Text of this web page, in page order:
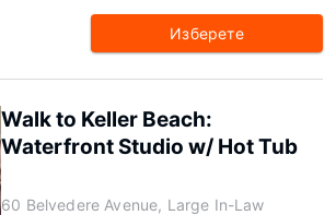
Изберете
Walk to Keller Beach:
Waterfront Studio w/ Hot Tub
60 Belvedere Avenue, Large In-Law